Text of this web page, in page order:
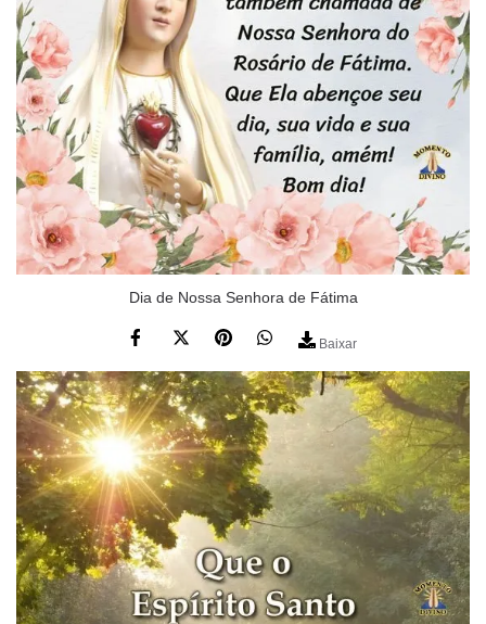
Dia de Nossa Senhora de Fátima
Baixar